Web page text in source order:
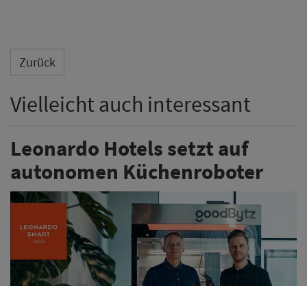
Zurück
Vielleicht auch interessant
Leonardo Hotels setzt auf
autonomen Küchenroboter